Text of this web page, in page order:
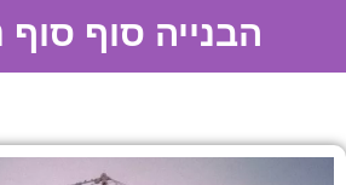
הבנייה סוף